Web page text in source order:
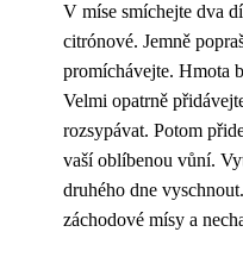
V míse smíchejte dva
citrónové. Jemně
promíchávejte. Hmota
Velmi opatrně
rozsypávat. Potom
vaší oblíbenou vůní.
druhého dne
záchodové mísy a